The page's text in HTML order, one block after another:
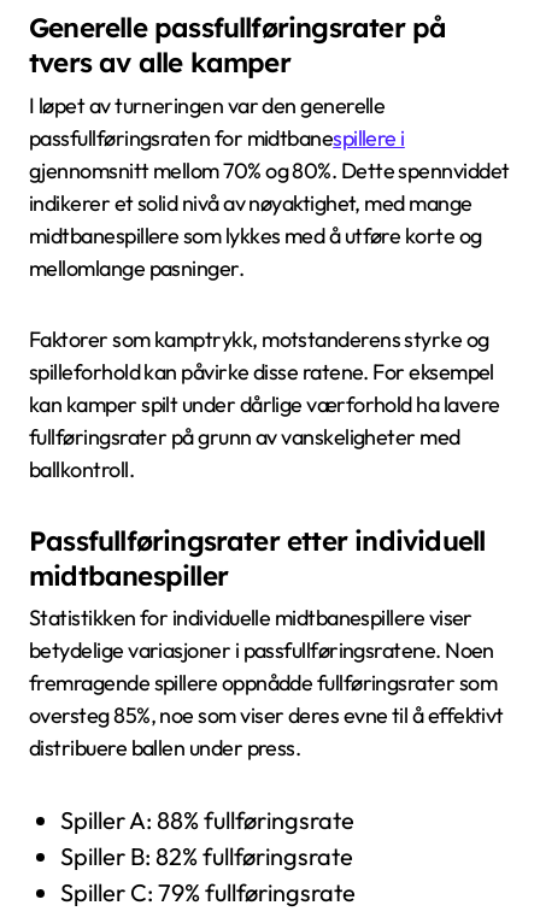
Generelle passfullføringsrater på
tvers av alle kamper
I løpet av turneringen var den generelle
passfullføringsraten for midtbanespillere i
gjennomsnitt mellom 70% og 80%. Dette spennviddet
indikerer et solid nivå av nøyaktighet, med mange
midtbanespillere som lykkes med å utføre korte og
mellomlange pasninger.
Faktorer som kamptrykk, motstanderens styrke og
spilleforhold kan påvirke disse ratene. For eksempel
kan kamper spilt under dårlige værforhold ha lavere
fullføringsrater på grunn av vanskeligheter med
ballkontroll.
Passfullføringsrater etter individuell
midtbanespiller
Statistikken for individuelle midtbanespillere viser
betydelige variasjoner i passfullføringsratene. Noen
fremragende spillere oppnådde fullføringsrater som
oversteg 85%, noe som viser deres evne til å effektivt
distribuere ballen under press.
Spiller A: 88% fullføringsrate
Spiller B: 82% fullføringsrate
Spiller C: 79% fullføringsrate